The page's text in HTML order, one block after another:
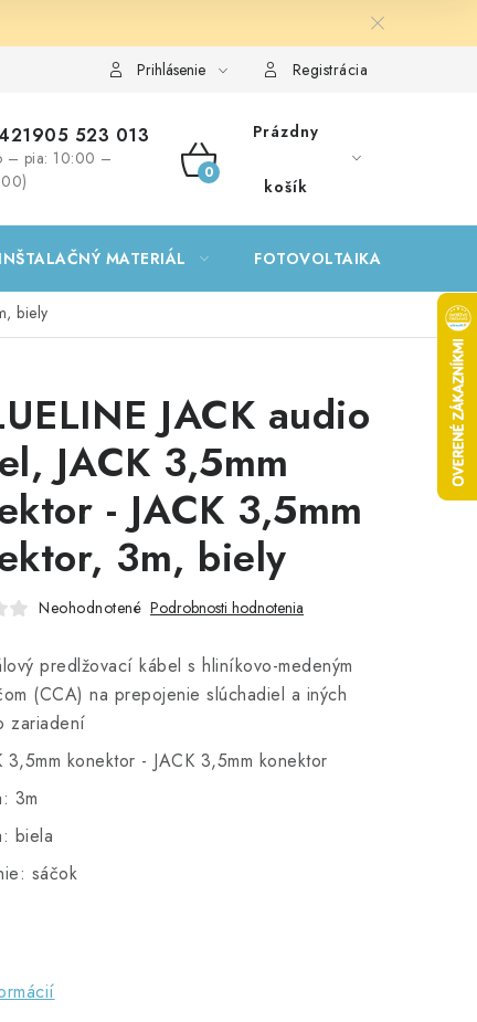
Prihlásenie Registrácia
523 013
– pia: 10:00 –
NÁKUPNÝ
Prázdny
košík
MATERIÁL FOTOVOLTAIKA
biely
JACK audio
JACK 3,5mm
- JACK 3,5mm
3m, biely
Neohodnotené Podrobnosti hodnotenia
predlžovací kábel s hliníkovo-medeným
(CCA) na prepojenie slúchadiel a iných
zariadení
3,5mm konektor - JACK 3,5mm konektor
3m
biela
sáčok